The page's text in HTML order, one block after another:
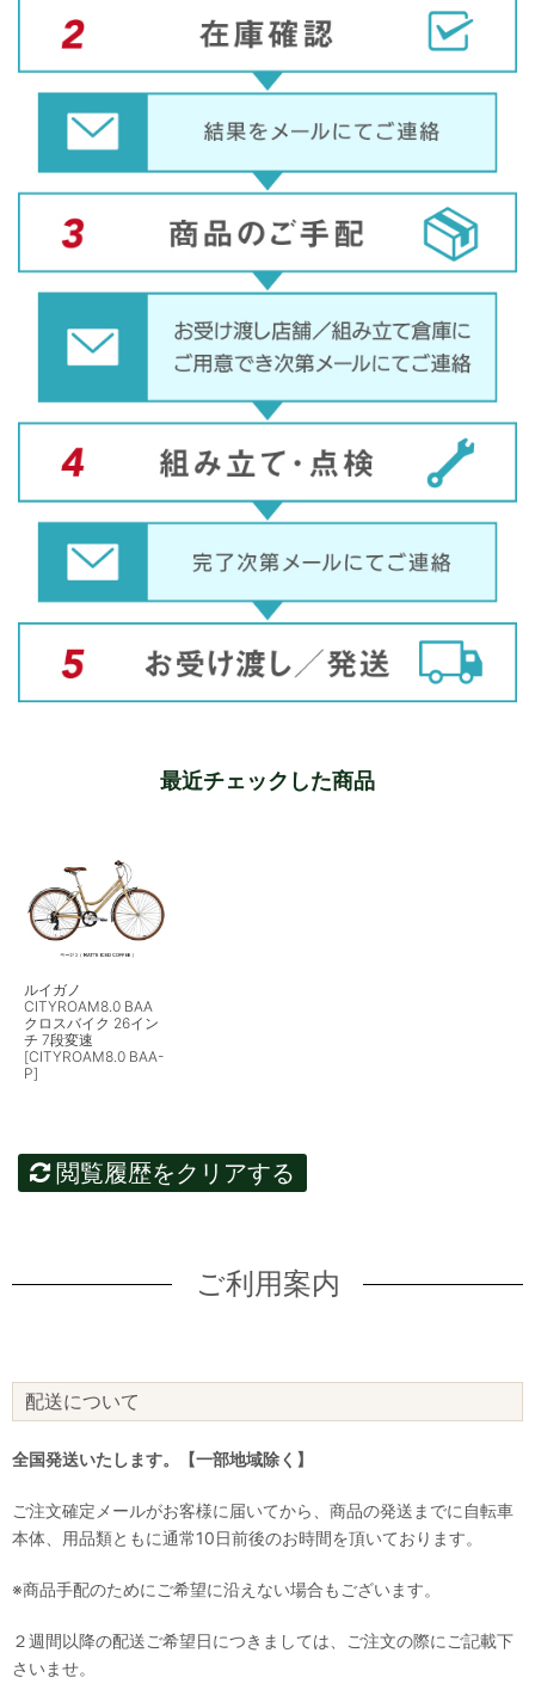
最近チェックした商品
ルイガノ
CITYROAM8.0 BAA
クロスバイク 26イン
チ 7段変速
[CITYROAM8.0 BAA-
P]
閲覧履歴をクリアする
ご利用案内
配送について
全国発送いたします。【一部地域除く】
ご注文確定メールがお客様に届いてから、商品の発送までに自転車
本体、用品類ともに通常10日前後のお時間を頂いております。
※商品手配のためにご希望に沿えない場合もございます。
２週間以降の配送ご希望日につきましては、ご注文の際にご記載下
さいませ。